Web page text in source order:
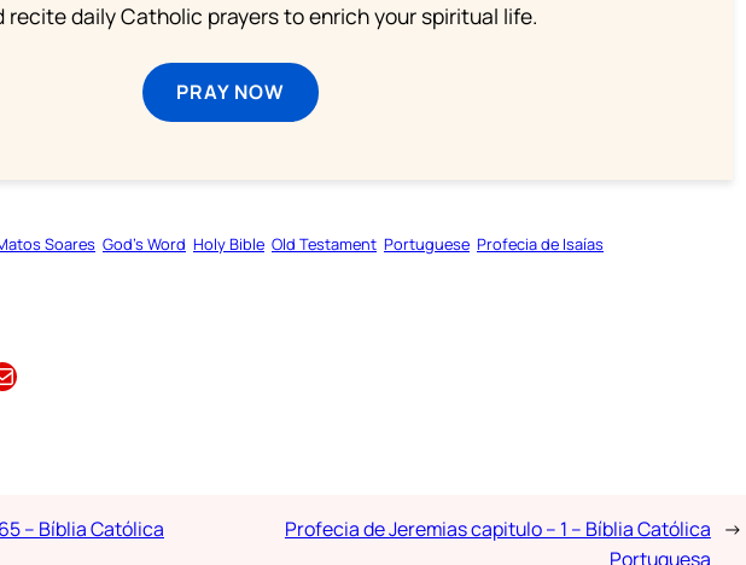
recite daily Catholic prayers to enrich your spiritual life.
PRAY NOW
Soares God’s Word Holy Bible Old Testament Portuguese Profecia de Isaías
– Bíblia Católica
Profecia de Jeremias capitulo – 1 – Bíblia Católica
Portuguesa
→